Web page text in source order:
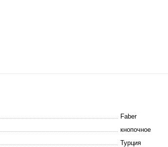
Faber
кнопочное
Турция